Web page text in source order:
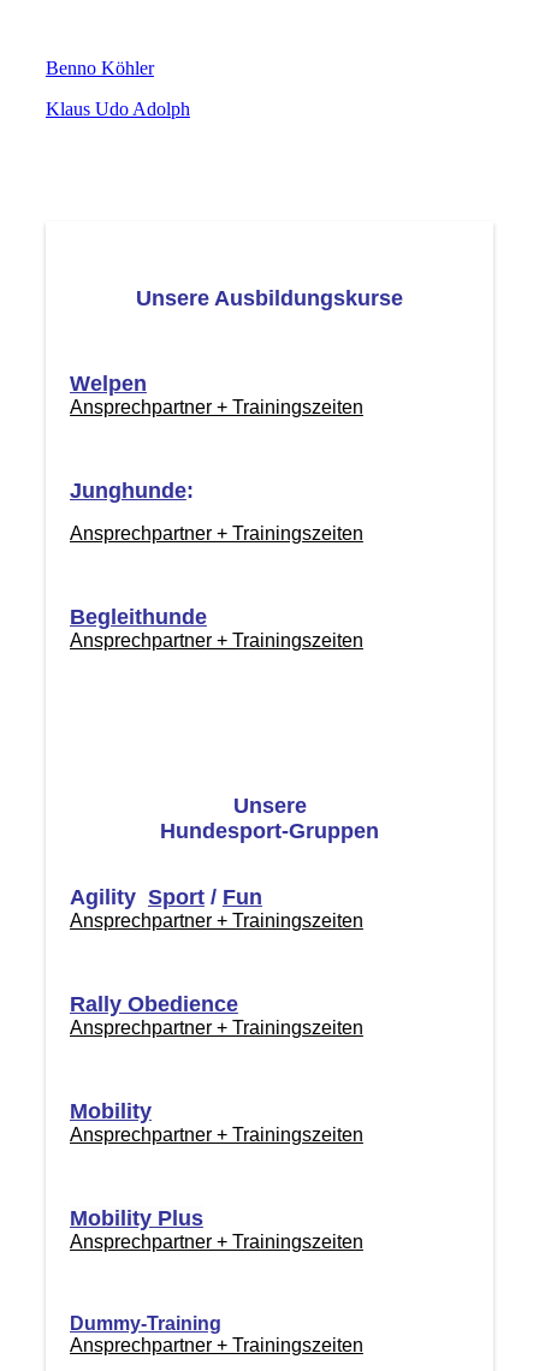
Benno Köhler
Klaus Udo Adolph
Unsere Ausbildungskurse
Welpen
Ansprechpartner + Trainingszeiten
Junghunde:
Ansprechpartner + Trainingszeiten
Begleithunde
Ansprechpartner + Trainingszeiten
Unsere
Hundesport-Gruppen
Agility Sport/ Fun
Ansprechpartner + Trainingszeiten
Rally Obedience
Ansprechpartner + Trainingszeiten
Mobility
Ansprechpartner + Trainingszeiten
Mobility Plus
Ansprechpartner + Trainingszeiten
Dummy-Training
Ansprechpartner + Trainingszeiten